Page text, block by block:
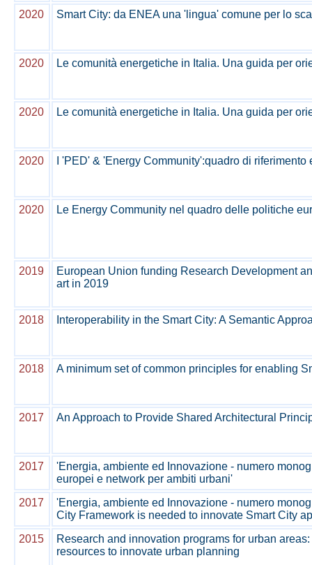
2020 Smart City: da ENEA una 'lingua' comune per lo
2020 Le comunità energetiche in Italia. Una guida per
2020 Le comunità energetiche in Italia. Una guida per
2020 I 'PED' & 'Energy Community':quadro di riferimento
2020 Le Energy Community nel quadro delle politiche
2019
European Union funding Research Development
art in 2019
2018 Interoperability in the Smart City: A Semantic
2018 A minimum set of common principles for enabling
2017 An Approach to Provide Shared Architectural
2017
'Energia, ambiente ed Innovazione - numero
europei e network per ambiti urbani'
2017
'Energia, ambiente ed Innovazione - numero
City Framework is needed to innovate Smart City
2015
Research and innovation programs for urban
resources to innovate urban planning